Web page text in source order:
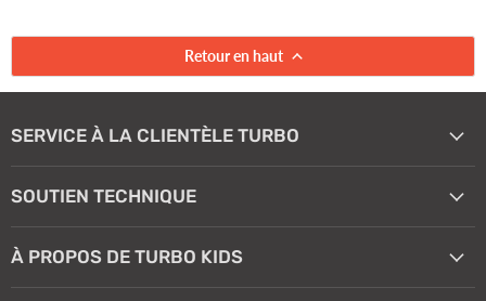
Retour en haut
SERVICE À LA CLIENTÈLE TURBO
SOUTIEN TECHNIQUE
À PROPOS DE TURBO KIDS